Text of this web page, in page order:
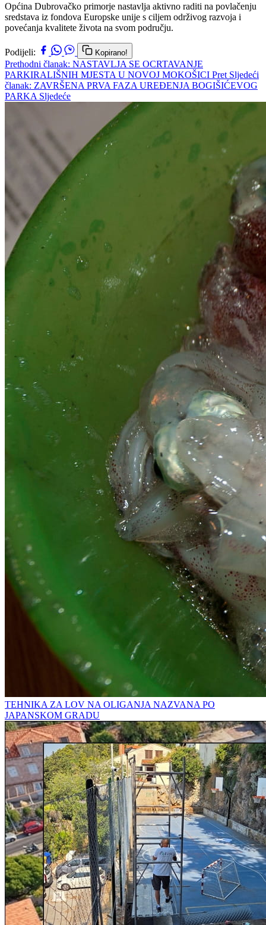
Općina Dubrovačko primorje nastavlja aktivno raditi na povlačenju
sredstava iz fondova Europske unije s ciljem održivog razvoja i
povećanja kvalitete života na svom području.
Podijeli: Kopirano!
Prethodni članak: NASTAVLJA SE OCRTAVANJE
PARKIRALIŠNIH MJESTA U NOVOJ MOKOŠICI Pret Sljedeći
članak: ZAVRŠENA PRVA FAZA UREĐENJA BOGIŠIĆEVOG
PARKA Sljedeće
TEHNIKA ZA LOV NA OLIGANJA NAZVANA PO
JAPANSKOM GRADU